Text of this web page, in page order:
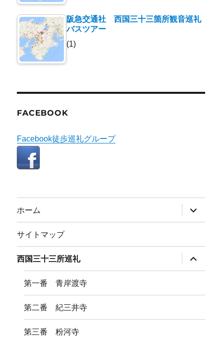
阪急交通社 西国三十三箇所観音巡礼
バスツアー
(1)
FACEBOOK
Facebook徒歩巡礼グループ
ホーム
ブ
メ
ー
を
展
開
サイトマップ
西国三十三所巡礼
ブ
メ
ー
開
第一番 青岸渡寺
第二番 紀三井寺
第三番 粉河寺